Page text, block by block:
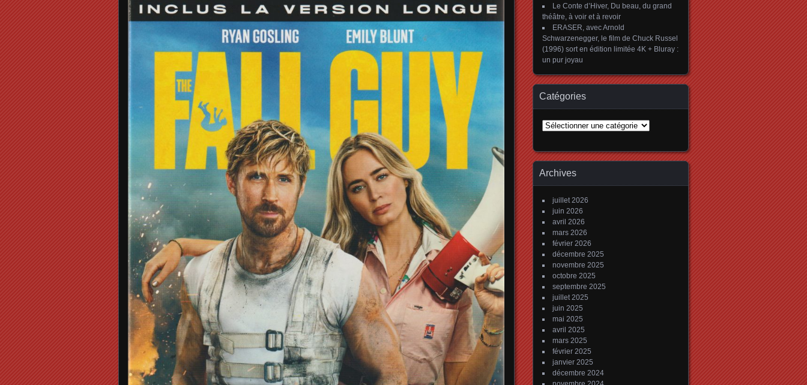
Le Conte d’Hiver, Du beau, du grand
théâtre, à voir et à revoir
ERASER, avec Arnold
Schwarzenegger, le film de Chuck Russel
(1996) sort en édition limitée 4K + Bluray :
un pur joyau
Catégories
Catégories
Archives
juillet 2026
juin 2026
avril 2026
mars 2026
février 2026
décembre 2025
novembre 2025
octobre 2025
septembre 2025
juillet 2025
juin 2025
mai 2025
avril 2025
mars 2025
février 2025
janvier 2025
décembre 2024